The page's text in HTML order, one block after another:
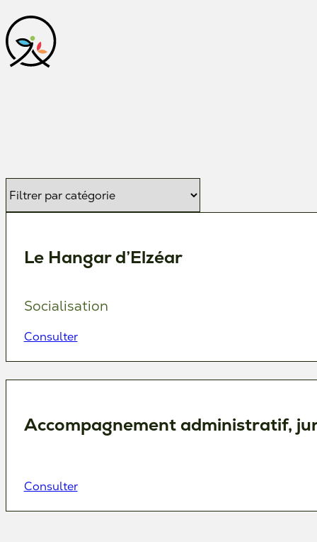
Le Hangar d’Elzéar
Socialisation
Consulter
Accompagnement administratif,
Consulter